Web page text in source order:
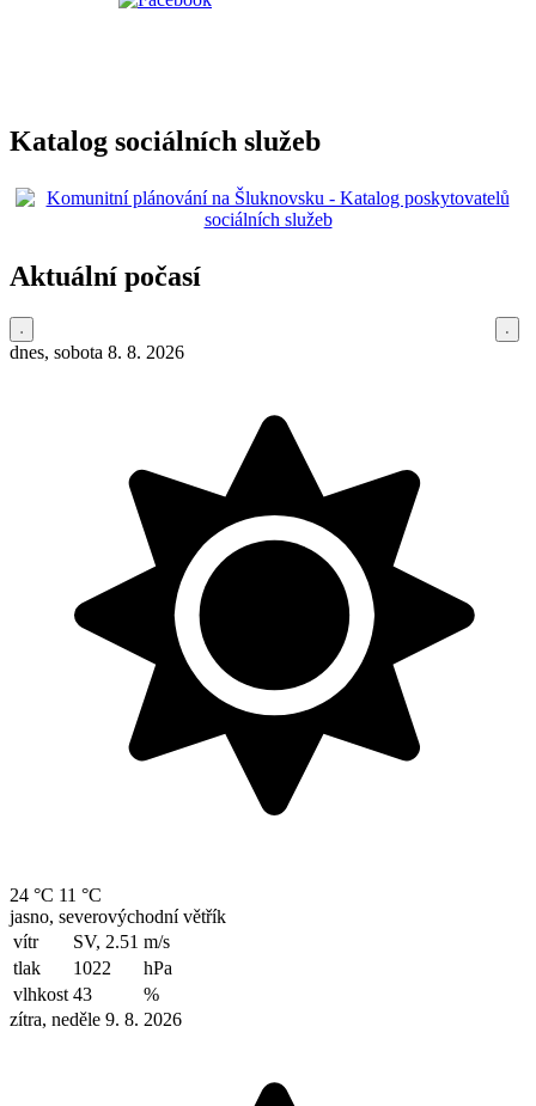
Katalog sociálních služeb
Aktuální počasí
dnes, sobota 8. 8. 2026
24 °C 11 °C
jasno, severovýchodní větřík
vítr
SV, 2.51 m/s
tlak
1022
hPa
vlhkost 43
%
zítra, neděle 9. 8. 2026